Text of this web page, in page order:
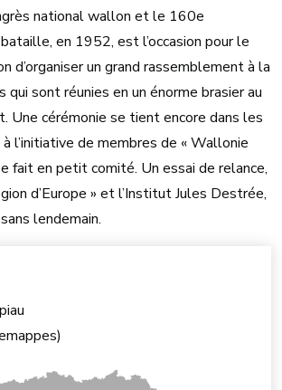
national wallon et le 160e
en 1952, est l’occasion pour le
d’organiser un grand rassemblement à la
qui sont réunies en un énorme brasier au
Une cérémonie se tient encore dans les
l’initiative de membres de « Wallonie
fait en petit comité. Un essai de relance,
d’Europe » et l’Institut Jules Destrée,
lendemain.